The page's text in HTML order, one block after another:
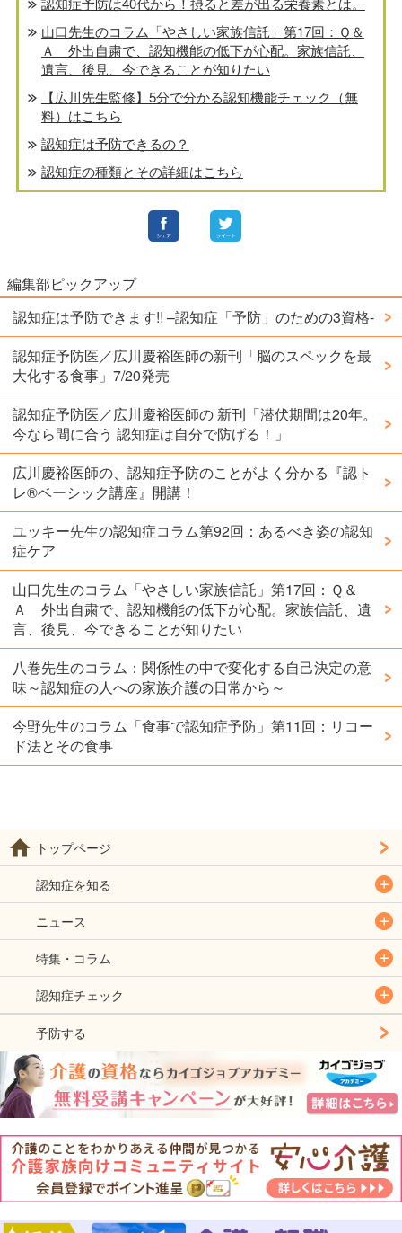
山口先生のコラム「やさしい家族信託」第17回：Ｑ＆
Ａ 外出自粛で、認知機能の低下が心配。家族信託、
遺言、後見、今できることが知りたい
【広川先生監修】5分で分かる認知機能チェック（無
料）はこちら
認知症は予防できるの？
認知症の種類とその詳細はこちら
編集部ピックアップ
認知症は予防できます!! –認知症「予防」のための3資格-
認知症予防医／広川慶裕医師の新刊「脳のスペックを最
大化する食事」7/20発売
認知症予防医／広川慶裕医師の 新刊「潜伏期間は20年。
今なら間に合う 認知症は自分で防げる！」
広川慶裕医師の、認知症予防のことがよく分かる『認ト
レ®️ベーシック講座』開講！
ユッキー先生の認知症コラム第92回：あるべき姿の認知
症ケア
山口先生のコラム「やさしい家族信託」第17回：Ｑ＆
Ａ 外出自粛で、認知機能の低下が心配。家族信託、遺
言、後見、今できることが知りたい
八巻先生のコラム：関係性の中で変化する自己決定の意
味～認知症の人への家族介護の日常から～
今野先生のコラム「食事で認知症予防」第11回：リコー
ド法とその食事
トップページ
認知症を知る
ニュース
特集・コラム
認知症チェック
予防する